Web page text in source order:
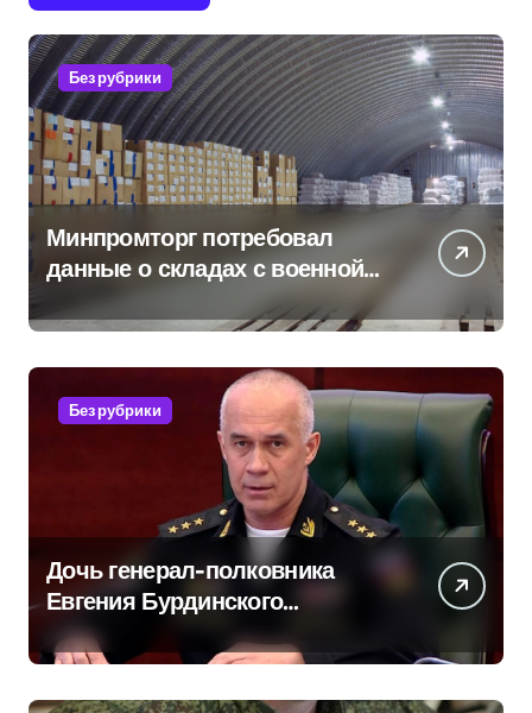
Без рубрики
Минпромторг потребовал
данные о складах с военной
продукцией: предприятия
обратились в СК
Без рубрики
Дочь генерал-полковника
Евгения Бурдинского
оказывает платные услуги по
вопросам военной службы и
бронирования